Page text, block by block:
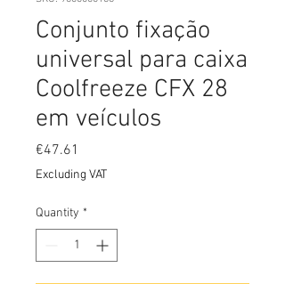
Conjunto fixação
universal para caixa
Coolfreeze CFX 28
em veículos
€47.61
Excluding VAT
Quantity *